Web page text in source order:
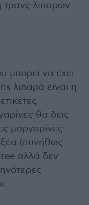
τρανς λιπαρών
μπορεί να έχει
λιπαρά είναι η
θα δεις
μαργαρίνες
(συνήθως
αλλά δεν